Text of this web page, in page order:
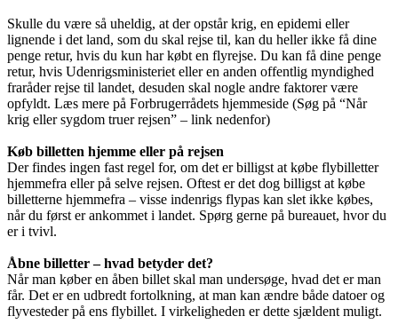
Skulle du være så uheldig, at der opstår krig, en epidemi eller
lignende i det land, som du skal rejse til, kan du heller ikke få dine
penge retur, hvis du kun har købt en flyrejse. Du kan få dine penge
retur, hvis Udenrigsministeriet eller en anden offentlig myndighed
fraråder rejse til landet, desuden skal nogle andre faktorer være
opfyldt. Læs mere på Forbrugerrådets hjemmeside (Søg på “Når
krig eller sygdom truer rejsen” – link nedenfor)
Køb billetten hjemme eller på rejsen
Der findes ingen fast regel for, om det er billigst at købe flybilletter
hjemmefra eller på selve rejsen. Oftest er det dog billigst at købe
billetterne hjemmefra – visse indenrigs flypas kan slet ikke købes,
når du først er ankommet i landet. Spørg gerne på bureauet, hvor du
er i tvivl.
Åbne billetter – hvad betyder det?
Når man køber en åben billet skal man undersøge, hvad det er man
får. Det er en udbredt fortolkning, at man kan ændre både datoer og
flyvesteder på ens flybillet. I virkeligheden er dette sjældent muligt.